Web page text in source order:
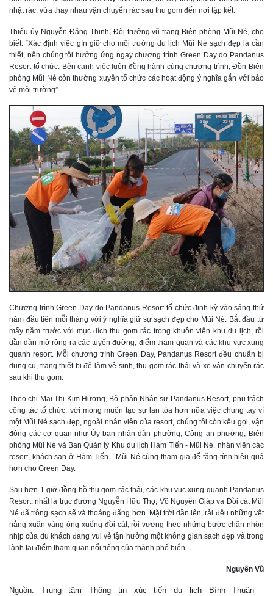
nhặt rác, vừa thay nhau vận chuyển rác sau thu gom đến nơi tập kết.
Thiếu úy Nguyễn Đăng Thịnh, Đội trưởng vũ trang Biên phòng Mũi Né, cho
biết: “Xác định việc gìn giữ cho môi trường du lịch Mũi Né sạch đẹp là cần
thiết, nên chúng tôi hưởng ứng ngay chương trình Green Day do Pandanus
Resort tổ chức. Bên cạnh việc luôn đồng hành cùng chương trình, Đồn Biên
phòng Mũi Né còn thường xuyên tổ chức các hoạt động ý nghĩa gắn với bảo
vệ môi trường”.
Chương trình Green Day do Pandanus Resort tổ chức định kỳ vào sáng thứ
năm đầu tiên mỗi tháng với ý nghĩa giữ sự sạch đẹp cho Mũi Né. Bắt đầu từ
mấy năm trước với mục đích thu gom rác trong khuôn viên khu du lịch, rồi
dần dần mở rộng ra các tuyến đường, điểm tham quan và các khu vực xung
quanh resort. Mỗi chương trình Green Day, Pandanus Resort đều chuẩn bị
dụng cụ, trang thiết bị để làm vệ sinh, thu gom rác thải và xe vận chuyển rác
sau khi thu gom.
Theo chị Mai Thị Kim Hương, Bộ phận Nhân sự Pandanus Resort, phụ trách
công tác tổ chức, với mong muốn tạo sự lan tỏa hơn nữa việc chung tay vì
một Mũi Né sạch đẹp, ngoài nhân viên của resort, chúng tôi còn kêu gọi, vận
động các cơ quan như Ủy ban nhân dân phường, Công an phường, Biên
phòng Mũi Né và Ban Quản lý Khu du lịch Hàm Tiến - Mũi Né, nhân viên các
resort, khách sạn ở Hàm Tiến - Mũi Né cùng tham gia để tăng tính hiệu quả
hơn cho Green Day.
Sau hơn 1 giờ đồng hồ thu gom rác thải, các khu vục xung quanh Pandanus
Resort, nhất là trục đường Nguyễn Hữu Thọ, Võ Nguyên Giáp và Đồi cát Mũi
Né đã trông sạch sẽ và thoáng đãng hơn. Mặt trời dần lên, rải đều những vệt
nắng xuân vàng óng xuống đồi cát, rồi vương theo những bước chân nhộn
nhịp của du khách đang vui vẻ tận hưởng một không gian sạch đẹp và trong
lành tại điểm tham quan nổi tiếng của thành phố biển.
Nguyên Vũ
Nguồn: Trung tâm Thông tin xúc tiến du lịch Bình Thuận -